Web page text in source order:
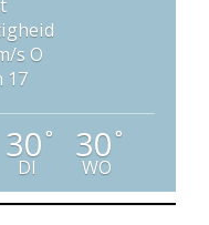
s O
17
30°
DI
30°
WO